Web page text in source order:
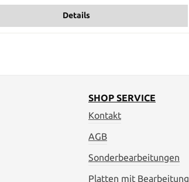
Details
SHOP SERVICE
Kontakt
AGB
Sonderbearbeitungen
Platten mit Bearbeitung